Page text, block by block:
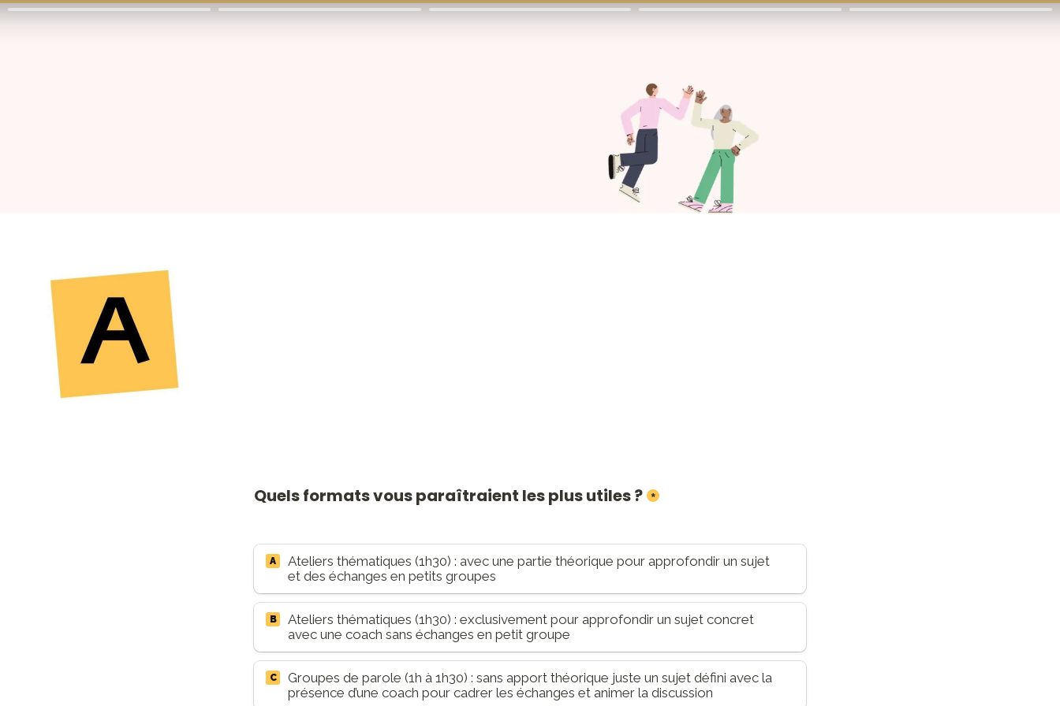
Quels formats vous paraîtraient les plus utiles ? *
A
Ateliers thématiques (1h30) : avec une partie théorique pour approfondir un sujet
et des échanges en petits groupes
B
Ateliers thématiques (1h30) : exclusivement pour approfondir un sujet concret
avec une coach sans échanges en petit groupe
C
Groupes de parole (1h à 1h30) : sans apport théorique juste un sujet défini avec la
présence d’une coach pour cadrer les échanges et animer la discussion